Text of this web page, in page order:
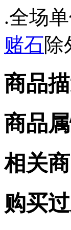
.全场
赌石除
商品
商品
相关
购买